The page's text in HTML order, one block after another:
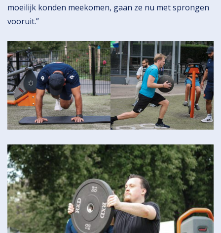
moeilijk konden meekomen, gaan ze nu met sprongen
vooruit.”